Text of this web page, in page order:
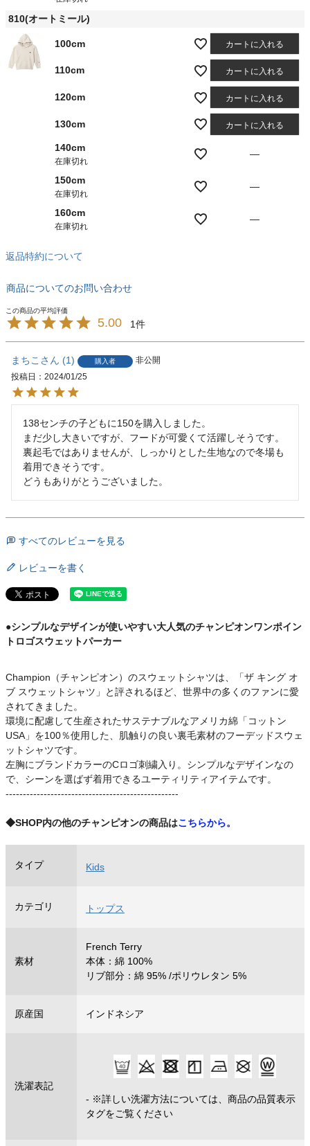
810(オートミール)
100cm カートに入れる
110cm カートに入れる
120cm カートに入れる
130cm カートに入れる
140cm
在庫切れ
—
150cm
在庫切れ
—
160cm
在庫切れ
—
返品特約について
商品についてのお問い合わせ
5.00 1
まちこ 1 購入者
非公開
投稿日
2024/01/25
138センチの子どもに150を購入しました。
まだ少し大きいですが、フードが可愛くて活躍しそうです。
裏起毛ではありませんが、しっかりとした生地なので冬場も
着用できそうです。
どうもありがとうございました。
すべてのレビューを見る
レビューを書く
●シンプルなデザインが使いやすい大人気のチャンピオンワンポイン
トロゴスウェットパーカー
Champion（チャンピオン）のスウェットシャツは、「ザ キング オ
ブ スウェットシャツ」と評されるほど、世界中の多くのファンに愛
されてきました。
環境に配慮して生産されたサステナブルなアメリカ綿「コットン
USA」を100％使用した、肌触りの良い裏毛素材のフーデッドスウェ
ットシャツです。
左胸にブランドカラーのCロゴ刺繍入り。シンプルなデザインなの
で、シーンを選ばず着用できるユーティリティアイテムです。
--------------------------------------------------
◆SHOP内の他のチャンピオンの商品はこちらから。
タイプ Kids
カテゴリ トップス
素材
French Terry
本体：綿 100%
リブ部分：綿 95% /ポリウレタン 5%
原産国 インドネシア
洗濯表記
- ※詳しい洗濯方法については、商品の品質表示
タグをご覧ください